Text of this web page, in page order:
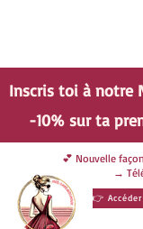
Inscris toi à notre
-10% sur ta
💕 Nouvelle
→